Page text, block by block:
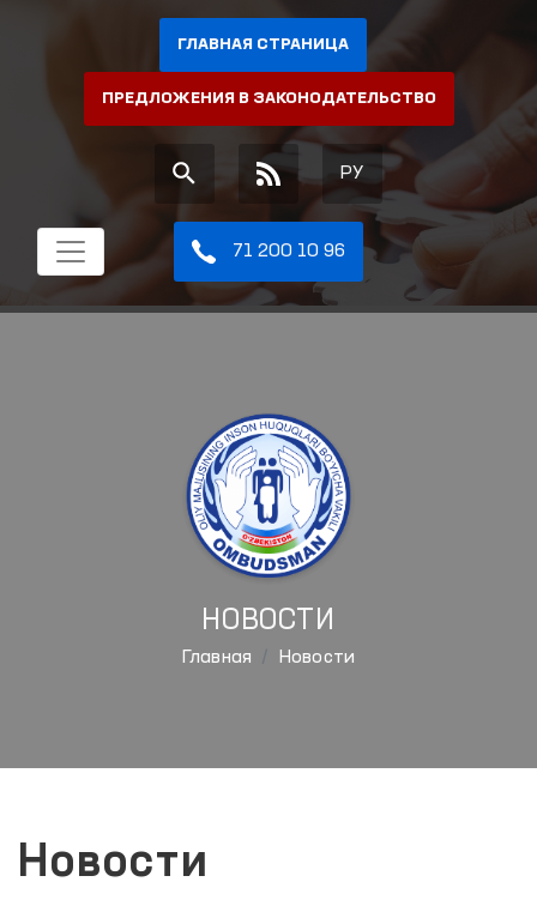
ГЛАВНАЯ СТРАНИЦА
ПРЕДЛОЖЕНИЯ В ЗАКОНОДАТЕЛЬСТВО
РУ
71 200 10 96
НОВОСТИ
Главная Новости
Новости